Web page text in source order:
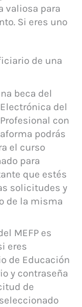
valiosa para
Si eres uno
de una
beca del
del
con
podrás
el curso
para
que estés
solicitudes y
de la misma
MEFP es
eres
de Educación
y contraseña
de